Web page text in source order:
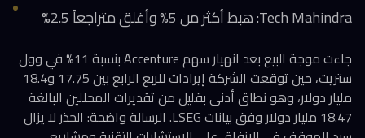
Tech Mahindra: هبط أكثر من 5% وأغلق متراجعاً 2.5%
جاءت موجة البيع بعد انهيار سهم Accenture بنسبة 11% في وول
ستريت، حين توقعت الشركة إيرادات للربع الرابع بين 17.75 و18.4
مليار دولار، وهو نطاق أدنى بقليل من تقديرات المحللين البالغة
18.47 مليار دولار وفق بيانات LSEG. الرسالة واضحة: الحذر لا يزال